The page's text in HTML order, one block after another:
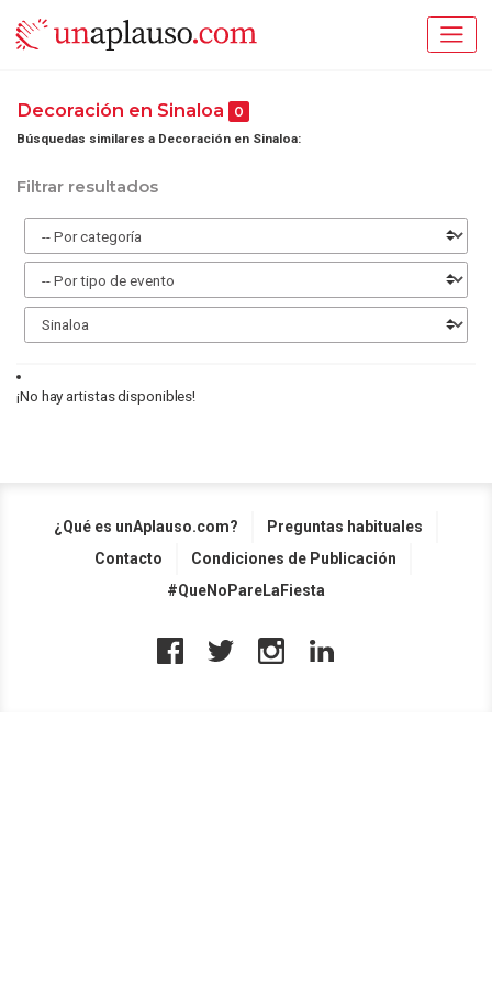
Decoración en Sinaloa 0
Búsquedas similares a Decoración en Sinaloa:
Filtrar resultados
¡No hay artistas disponibles!
¿Qué es unAplauso.com?
Preguntas habituales
Contacto
Condiciones de Publicación
#QueNoPareLaFiesta